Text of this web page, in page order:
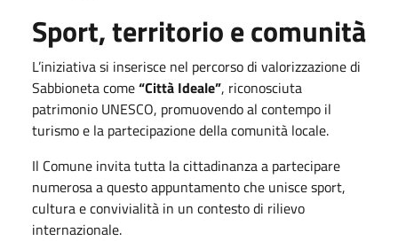
Sport, territorio e comunità
L’iniziativa si inserisce nel percorso di valorizzazione di
Sabbioneta come“Città Ideale”, riconosciuta
patrimonio UNESCO, promuovendo al contempo il
turismo e la partecipazione della comunità locale.
Il Comune invita tutta la cittadinanza a partecipare
numerosa a questo appuntamento che unisce sport,
cultura e convivialità in un contesto di rilievo
internazionale.